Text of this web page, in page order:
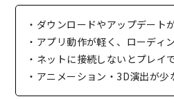
・ダウンロードやアップデート
・アプリ動作が軽く、ローディ
・ネットに接続しないとプレイ
・アニメーション・3D演出が少